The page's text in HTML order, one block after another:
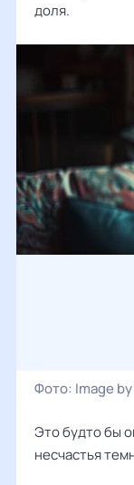
доля.
Фото: Image
Это будто бы
несчастья